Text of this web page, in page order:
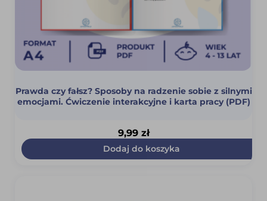
Prawda czy fałsz? Sposoby na radzenie sobie z silnymi
emocjami. Ćwiczenie interakcyjne i karta pracy (PDF)
9,99 zł
Dodaj do koszyka